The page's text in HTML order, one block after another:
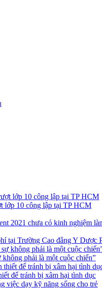
lớp 10 công lập tại TP HCM
2021 chưa có kinh nghiệm
tại Trường Cao đẳng Y Dược
phải là một cuộc chiến”
để tránh bị xâm hại tình dục